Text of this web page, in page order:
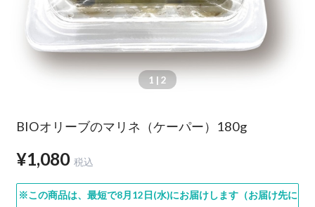
1 | 2
BIOオリーブのマリネ（ケーパー）180g
¥1,080 税込
※この商品は、最短で8月12日(水)にお届けします（お届け先に